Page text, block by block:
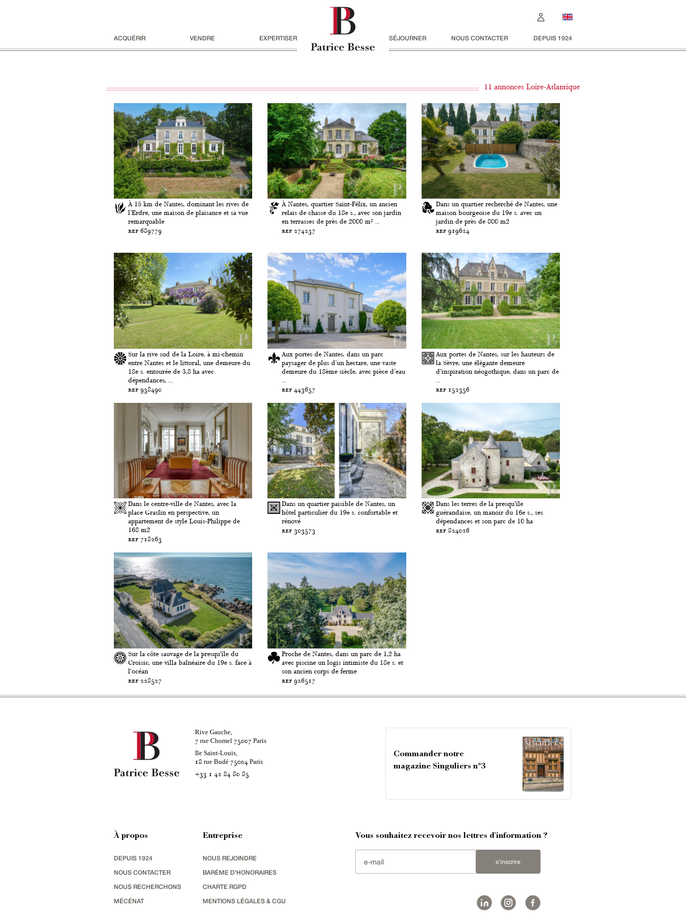
ACQUÉRIR VENDRE EXPERTISER SÉJOURNER NOUS CONTACTER DEPUIS 1924
11 annonces Loire-Atlantique
À 15 km de Nantes, dominant les rives de
l'Erdre, une maison de plaisance et sa vue
remarquable
ref 689779
À Nantes, quartier Saint-Félix, un ancien
relais de chasse du 18e s., avec son jardin
en terrasses de près de 2000 m² ...
ref 274237
Dans un quartier recherché de Nantes, une
maison bourgeoise du 19e s. avec un
jardin de près de 800 m2
ref 919624
Sur la rive sud de la Loire, à mi-chemin
entre Nantes et le littoral, une demeure du
18e s. entourée de 3,8 ha avec
dépendances, ...
ref 938490
Aux portes de Nantes, dans un parc
paysager de plus d'un hectare, une vaste
demeure du 18ème siècle, avec pièce d'eau
ref 443657
Aux portes de Nantes, sur les hauteurs de
la Sèvre, une élégante demeure
d’inspiration néogothique, dans un parc de
ref 152356
Dans le centre-ville de Nantes, avec la
place Graslin en perspective, un
appartement de style Louis-Philippe de
168 m2
ref 718263
Dans un quartier paisible de Nantes, un
hôtel particulier du 19e s. confortable et
rénové
ref 303573
Dans les terres de la presqu’île
guérandaise, un manoir du 16e s., ses
dépendances et son parc de 10 ha
ref 824026
Sur la côte sauvage de la presqu’île du
Croisic, une villa balnéaire du 19e s. face à
l’océan
ref 228527
Proche de Nantes, dans un parc de 1,2 ha
avec piscine un logis intimiste du 18e s. et
son ancien corps de ferme
ref 926517
Rive Gauche,
7 rue Chomel 75007 Paris
Ile Saint-Louis,
18 rue Budé 75004 Paris
+33 1 42 84 80 85
Commander notre
magazine Singuliers n°3
À propos
DEPUIS 1924
NOUS CONTACTER
NOUS RECHERCHONS
MÉCÉNAT
Entreprise
NOUS REJOINDRE
BARÈME D'HONORAIRES
CHARTE RGPD
MENTIONS LÉGALES & CGU
Vous souhaitez recevoir nos lettres d'information ?
s'inscrire